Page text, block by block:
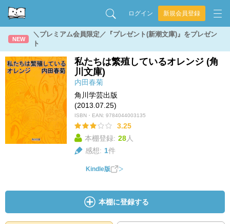
ログイン 新規会員登録
NEW
＼プレミアム会員限定／『プレゼント(新潮文庫)』をプレゼン
ト
私たちは繁殖しているオレンジ (角
川文庫)
内田春菊
角川学芸出版
(2013.07.25)
ISBN・EAN: 9784044003135
3.25
本棚登録: 28人
感想: 1件
Kindle版
本棚に登録する